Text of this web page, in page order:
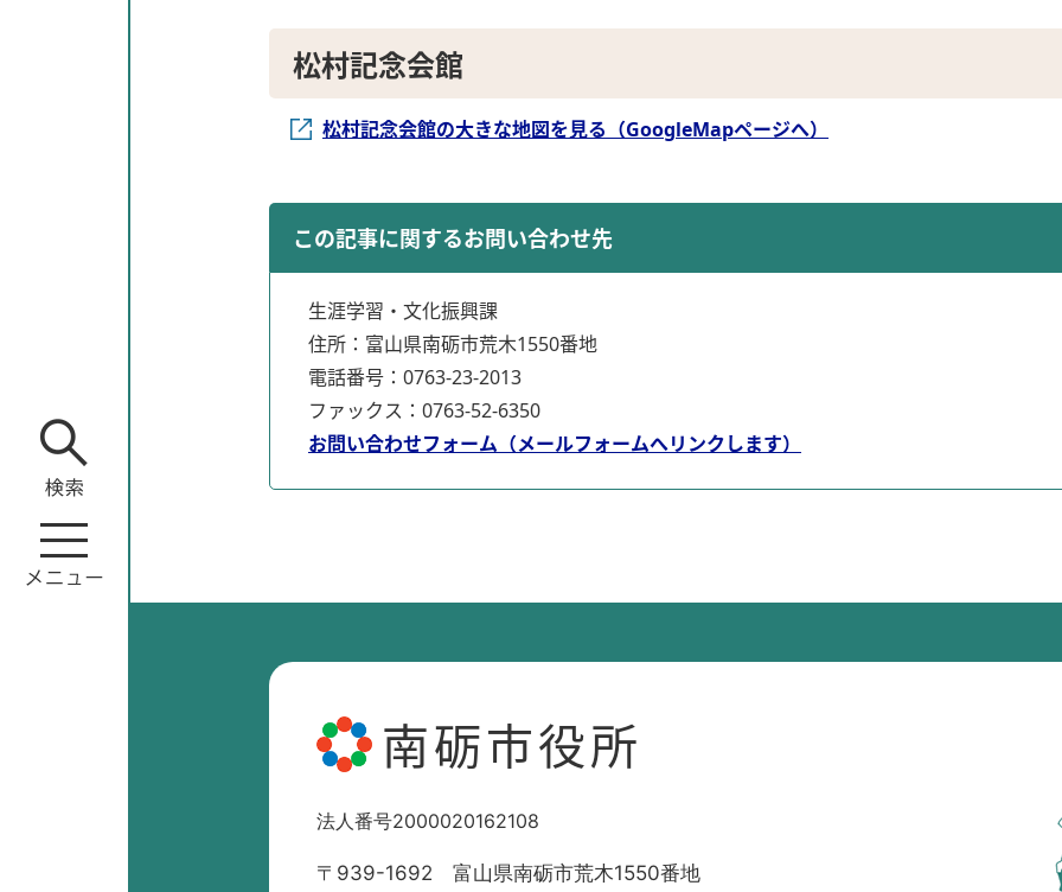
松村記念会館
松村記念会館の大きな地図を見る（GoogleMapページへ）
この記事に関するお問い合わせ先
生涯学習・文化振興課
住所：富山県南砺市荒木1550番地
電話番号：0763-23-2013
ファックス：0763-52-6350
お問い合わせフォーム（メールフォームへリンクします）
南砺市役所
法人番号2000020162108
〒939-1692 富山県南砺市荒木1550番地